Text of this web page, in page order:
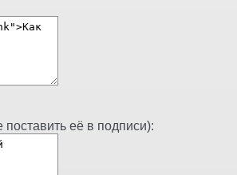
её в подписи):